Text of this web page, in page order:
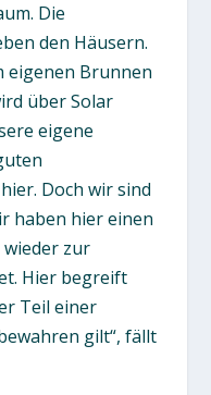
Die
den Häusern.
eigenen Brunnen
über Solar
eigene
Doch wir sind
haben hier einen
wieder zur
Hier begreift
Teil einer
gilt“, fällt